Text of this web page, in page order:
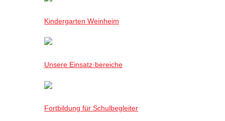
Kindergarten Weinheim
Unsere Einsatz·bereiche
Fortbildung für Schulbegleiter